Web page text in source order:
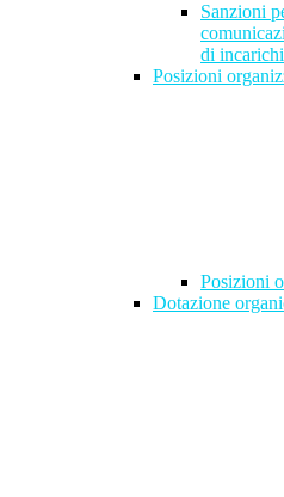
Sanzioni
di
Posizioni
Posizioni
Dotazione